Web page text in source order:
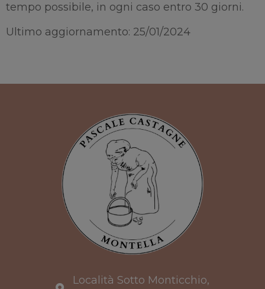
tempo possibile, in ogni caso entro 30 giorni.
Ultimo aggiornamento: 25/01/2024
Località Sotto Monticchio,